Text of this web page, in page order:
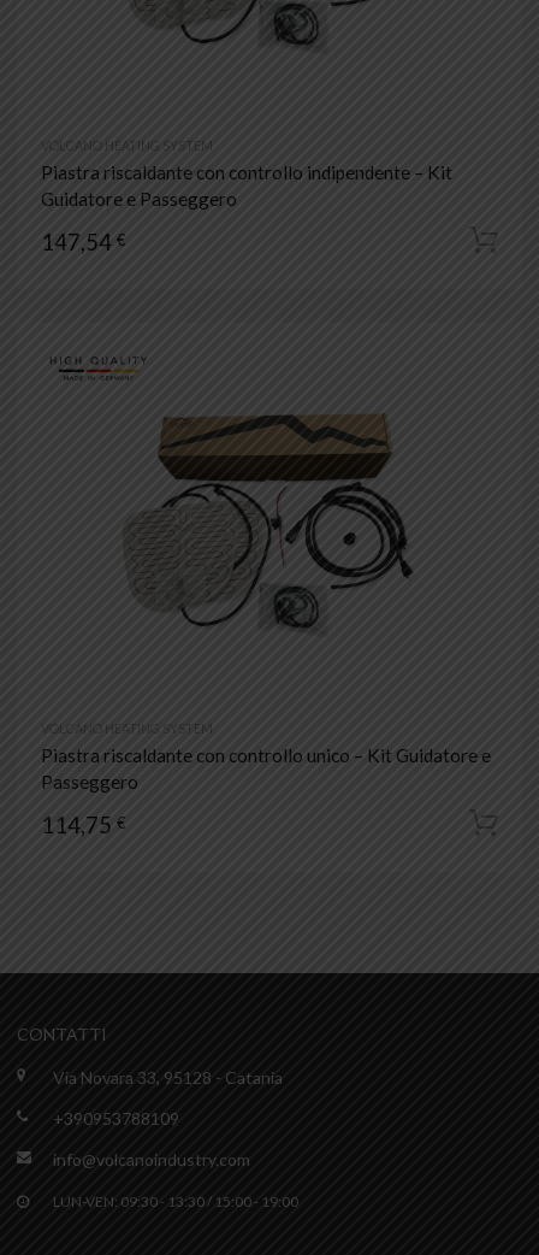
VOLCANO HEATING SYSTEM
Piastra riscaldante con controllo indipendente – Kit
Guidatore e Passeggero
147,54 €
VOLCANO HEATING SYSTEM
Piastra riscaldante con controllo unico – Kit Guidatore e
Passeggero
114,75 €
CONTATTI
Via Novara 33, 95128 - Catania
+390953788109
info@volcanoindustry.com
LUN-VEN: 09:30 - 13:30 / 15:00 - 19:00